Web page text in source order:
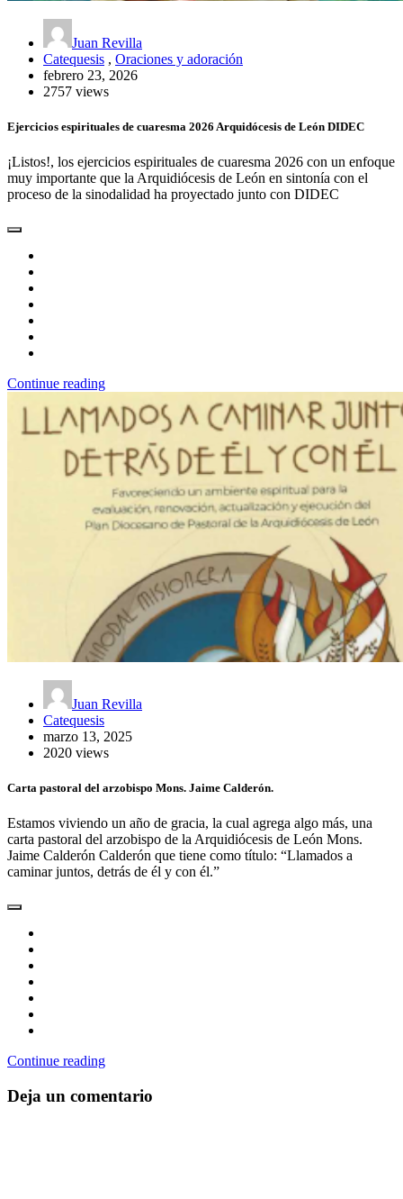
Juan Revilla
Catequesis , Oraciones y adoración
febrero 23, 2026
2757 views
Ejercicios espirituales de cuaresma 2026 Arquidócesis de León DIDEC
¡Listos!, los ejercicios espirituales de cuaresma 2026 con un enfoque
muy importante que la Arquidiócesis de León en sintonía con el
proceso de la sinodalidad ha proyectado junto con DIDEC
Continue reading
Juan Revilla
Catequesis
marzo 13, 2025
2020 views
Carta pastoral del arzobispo Mons. Jaime Calderón.
Estamos viviendo un año de gracia, la cual agrega algo más, una
carta pastoral del arzobispo de la Arquidiócesis de León Mons.
Jaime Calderón Calderón que tiene como título: “Llamados a
caminar juntos, detrás de él y con él.”
Continue reading
Deja un comentario